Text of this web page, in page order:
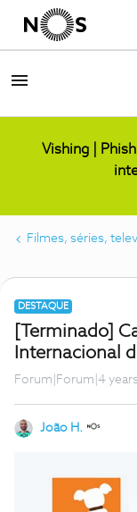
Vishing |
Filmes, séries,
DESTAQUE
[Terminado]
Internacional
Forum|Forum|4
João H.